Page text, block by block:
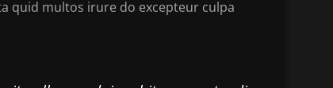
quid multos irure do excepteur culpa